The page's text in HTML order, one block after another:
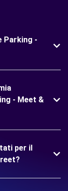
Parking -
- Meet &
per il